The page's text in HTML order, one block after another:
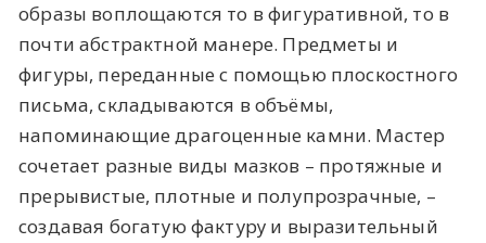
образы воплощаются то в фигуративной, то в
почти абстрактной манере. Предметы и
фигуры, переданные с помощью плоскостного
письма, складываются в объёмы,
напоминающие драгоценные камни. Мастер
сочетает разные виды мазков – протяжные и
прерывистые, плотные и полупрозрачные, –
создавая богатую фактуру и выразительный